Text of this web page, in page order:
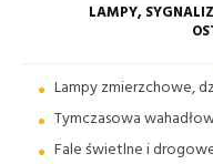
LAMPY,
Lampy zmierzchowe,
Tymczasowa
Fale świetlne i